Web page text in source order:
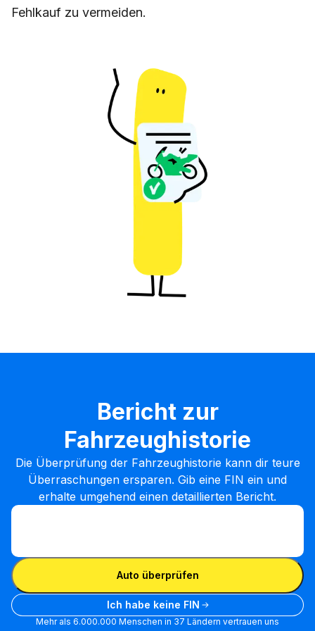
Fehlkauf zu vermeiden.
Bericht zur
Fahrzeughistorie
Die Überprüfung der Fahrzeughistorie kann dir teure
Überraschungen ersparen. Gib eine FIN ein und
erhalte umgehend einen detaillierten Bericht.
FIN eingeben
FIN eingeben
Auto überprüfen
Ich habe keine FIN
Mehr als 6.000.000 Menschen in 37 Ländern vertrauen uns